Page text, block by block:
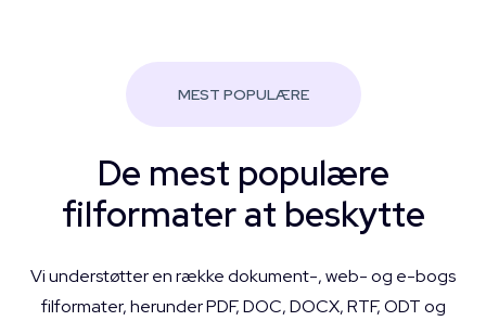
MEST POPULÆRE
De mest populære
filformater at beskytte
Vi understøtter en række dokument-, web- og e-bogs
filformater, herunder PDF, DOC, DOCX, RTF, ODT og